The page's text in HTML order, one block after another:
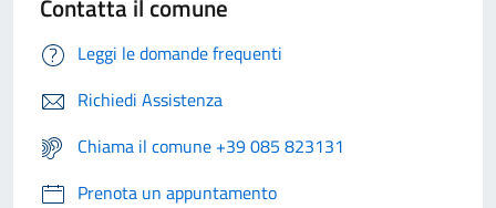
Contatta il comune
Leggi le domande frequenti
Richiedi Assistenza
Chiama il comune +39 085 823131
Prenota un appuntamento